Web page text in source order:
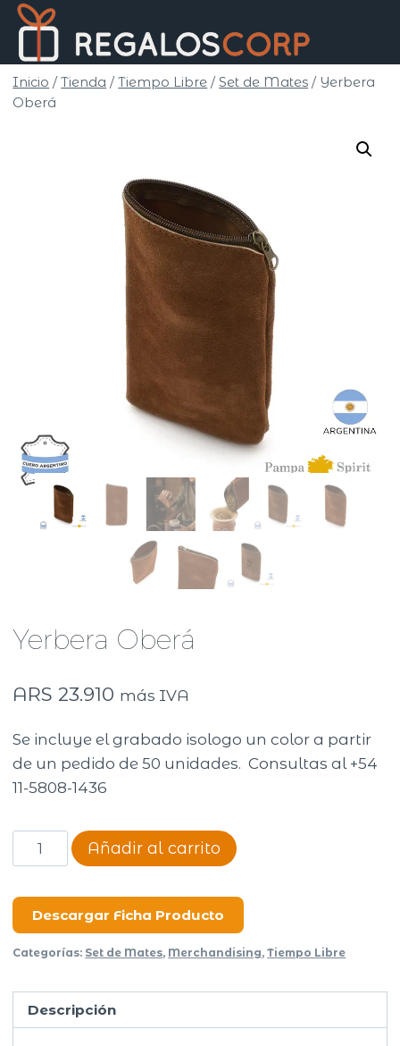
Saltar
contenido
Inicio / Tienda / Tiempo Libre / Set de Mates / Yerbera
Oberá
Yerbera Oberá
ARS 23.910 más IVA
Se incluye el grabado isologo un color a partir
de un pedido de 50 unidades. Consultas al +54
11-5808-1436
Yerbera
Oberá
Añadir al carrito
Descargar Ficha Producto
Categorías: Set de Mates, Merchandising,Tiempo Libre
Descripción